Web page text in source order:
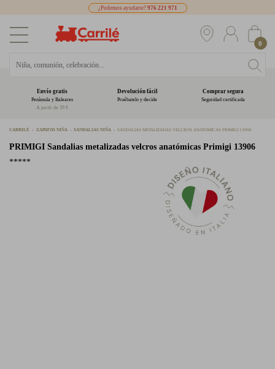
¿Podemos ayudarte? 976 221 971
0
Envío gratis
Península y Baleares
A partir de 39 €
Devolución fácil
Pruébatelo y decide
Comprar segura
Seguridad certificada
CARRILÉ ZAPATOS NIÑA SANDALIAS NIÑA SANDALIAS METALIZADAS VELCROS ANATÓMICAS PRIMIGI 13906
PRIMIGI Sandalias metalizadas velcros anatómicas Primigi 13906
*****